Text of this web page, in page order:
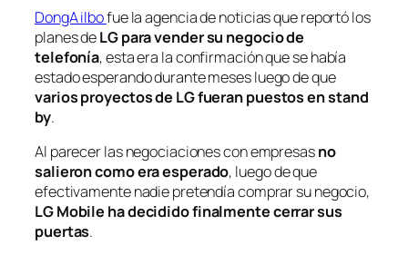
DongA ilbofue la agencia de noticias que reportó los
planes deLG para vender su negocio de
telefonía, esta era la confirmación que se había
estado esperando durante meses luego de que
varios proyectos de LG fueran puestos enstand
by.
Al parecer las negociaciones con empresasno
salieron como era esperado, luego de que
efectivamente nadie pretendía comprar su negocio,
LG Mobile ha decidido finalmente cerrar sus
puertas.